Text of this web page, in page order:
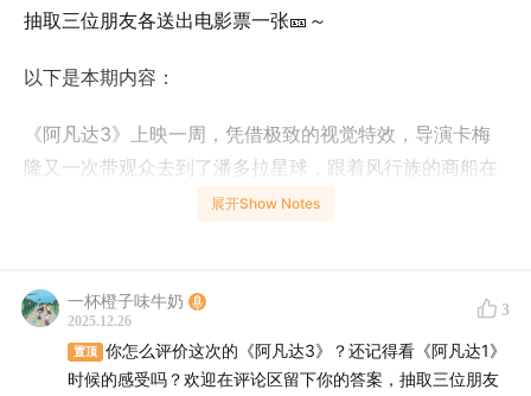
抽取三位朋友各送出电影票一张🎫～
以下是本期内容：
《阿凡达3》上映一周，凭借极致的视觉特效，导演卡梅
隆又一次带观众去到了潘多拉星球，跟着风行族的商船在
根据灯塔专业版数据，截至12月26号上午，《阿凡达3》
的中国票房累计5.44亿元，全球票房5.20亿美元。看上去
是个漂亮数字，但是和同系列的第一部与第二部相比，依
展开Show Notes
一杯橙子味牛奶
2025.12.26
3
置顶
你怎么评价这次的《阿凡达3》？还记得看《阿凡达1》
时候的感受吗？欢迎在评论区留下你的答案，抽取三位朋友